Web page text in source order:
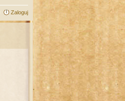
Zaloguj